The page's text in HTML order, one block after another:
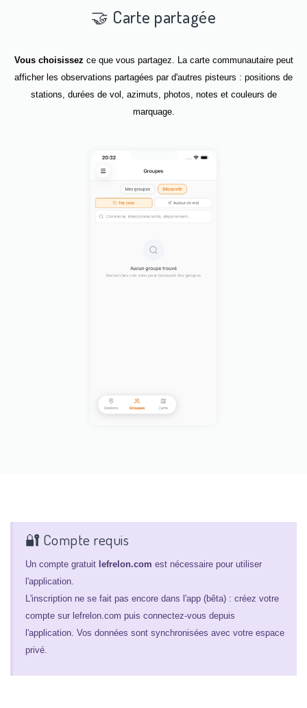
🤝 Carte partagée
Vous choisissez ce que vous partagez. La carte communautaire peut
afficher les observations partagées par d'autres pisteurs : positions de
stations, durées de vol, azimuts, photos, notes et couleurs de
marquage.
🔐 Compte requis
Un compte gratuit lefrelon.com est nécessaire pour utiliser
l'application.
L'inscription ne se fait pas encore dans l'app (bêta) : créez votre
compte sur lefrelon.com puis connectez-vous depuis
l'application. Vos données sont synchronisées avec votre espace
privé.